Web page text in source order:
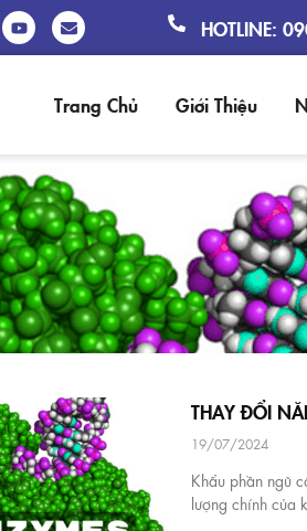
HOTLINE:
Trang Chủ Giới Thiệu
THAY ĐỔI
19/07/2024
Khẩu phần ngũ
lượng chính của